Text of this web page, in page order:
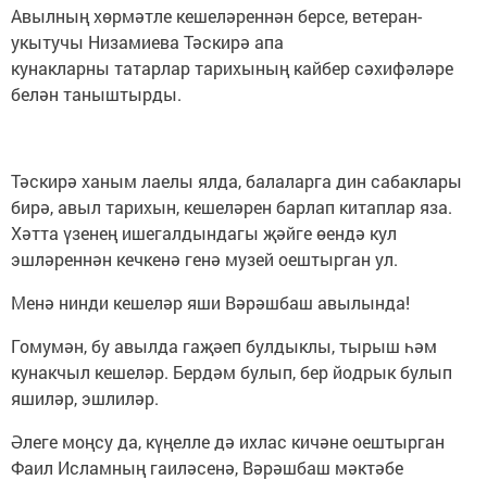
Авылның хөрмәтле кешеләреннән берсе, ветеран-
укытучы Низамиева Тәскирә апа
кунакларны татарлар тарихының кайбер сәхифәләре
белән таныштырды.
Тәскирә ханым лаелы ялда, балаларга дин сабаклары
бирә, авыл тарихын, кешеләрен барлап китаплар яза.
Хәтта үзенең ишегалдындагы җәйге өендә кул
эшләреннән кечкенә генә музей оештырган ул.
Менә нинди кешеләр яши Вәрәшбаш авылында!
Гомумән, бу авылда гаҗәеп булдыклы, тырыш һәм
кунакчыл кешеләр. Бердәм булып, бер йодрык булып
яшиләр, эшлиләр.
Әлеге моңсу да, күңелле дә ихлас кичәне оештырган
Фаил Исламның гаиләсенә, Вәрәшбаш мәктәбе